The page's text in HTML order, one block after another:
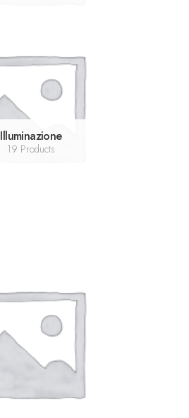
Illuminazione
19 Products